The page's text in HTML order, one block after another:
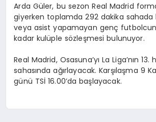
Arda Güler, bu sezon Real Madrid
giyerken toplamda 292 dakika sahada
veya asist yapamayan genç
kadar kulüple sözleşmesi bulunuyor.
Real Madrid, Osasuna’yı La Liga’nın 13.
sahasında ağırlayacak. Karşılaşma 9
günü TSİ 16.00’da başlayacak.